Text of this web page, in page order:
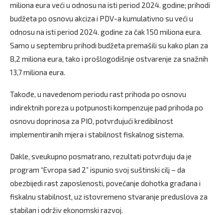
miliona eura veći u odnosu na isti period 2024. godine; prihodi
budžeta po osnovu akciza i PDV-a kumulativno su veći u
odnosu na isti period 2024. godine za čak 150 miliona eura.
Samo u septembru prihodi budžeta premašili su kako plan za
8,2 miliona eura, tako i prošlogodišnje ostvarenje za snažnih
13,7 miliona eura.
Takođe, u navedenom periodu rast prihoda po osnovu
indirektnih poreza u potpunosti kompenzuje pad prihoda po
osnovu doprinosa za PIO, potvrđujući kredibilnost
implementiranih mjera i stabilnost fiskalnog sistema.
Dakle, sveukupno posmatrano, rezultati potvrđuju da je
program “Evropa sad 2” ispunio svoj suštinski cilj – da
obezbijedi rast zaposlenosti, povećanje dohotka građana i
fiskalnu stabilnost, uz istovremeno stvaranje preduslova za
stabilan i održiv ekonomski razvoj.